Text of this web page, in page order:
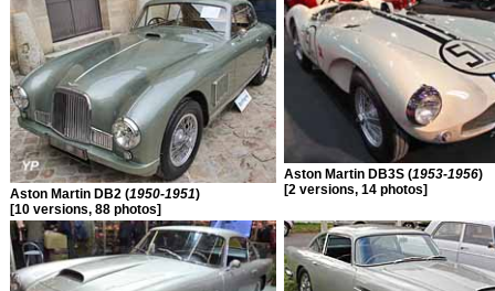
Aston Martin DB2 (1950-1951)
[10 versions, 88 photos]
Aston Martin DB3S (1953-1956)
[2 versions, 14 photos]